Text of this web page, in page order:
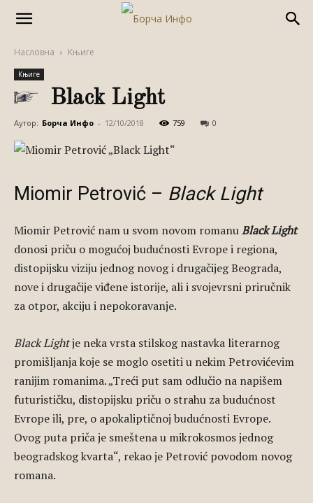
Насловна Књиге
Књиге
Black Light
Аутор: Борча Инфо - 12/10/2018 759 0
Miomir Petrović – Black Light
Miomir Petrović nam u svom novom romanuBlack Light
donosi priču o mogućoj budućnosti Evrope i regiona,
distopijsku viziju jednog novog i drugačijeg Beograda,
nove i drugačije viđene istorije, ali i svojevrsni priručnik
za otpor, akciju i nepokoravanje.
Black Lightje neka vrsta stilskog nastavka literarnog
promišljanja koje se moglo osetiti u nekim Petrovićevim
ranijim romanima. „Treći put sam odlučio na napišem
futurističku, distopijsku priču o strahu za budućnost
Evrope ili, pre, o apokaliptičnoj budućnosti Evrope.
Ovog puta priča je smeštena u mikrokosmos jednog
beogradskog kvarta“, rekao je Petrović povodom novog
romana.